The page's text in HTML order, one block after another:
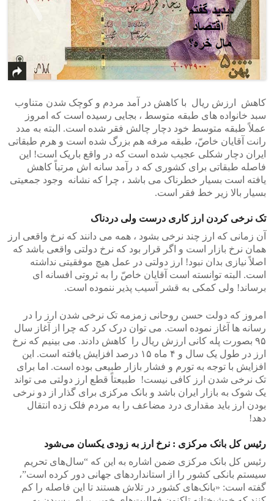
کاهش ارزش ریال با کاهش در آمد مردم و کوچک شدن متناوب
سبد خانواده های طبقه متوسط ، بجایی رسیده است که امروز
عملاً طبقه متوسط خود دچار چالش فقر شده است. البته به مدد
رانت آقایان خاصّ، طبقه مرفه هم بزرگ شده است و هرم طبقاتی
ایران دچار شکلی عجیب شده است که در واقع باریک است! این
فاصله طبقاتی برای کشوری که د رآمد سانه اش مرتباً کاهش
یافته است بسیار خطرناک می باشد ، چرا که نشانه وجود جمعیتی
بسیار بالا زیر خط فقر است.
تک نرخی کردن ارز کاری درست ولی دردناک
آن زمانی که ارز چند نرخی بشود ، همه می دانند که نرخ واقعی ارز
همان نرخ بازار است و اگر قرار بود که نرخ دولتی واقعی باشد که
اصلاً نیازی بدان نبود! ارز دولتی در عمل هیچ موفقیتی نداشته
است. البته توانسته است آقایان خاصّ را به ثروتی افسانه ای
برساند! ولی کمکی به قشر آسیب پذیر ننموده است.
امروز که دولت حسن روحانی زمزمه تک نرخی شدن ارز را در
رسانه ها آغاز نموده است. می توان درک کرد که چرا از آغاز سال
۹۵ بصورت پله کانی ارزش ریال را کاهش دادند. می بینیم که نرخ
ارز در طول یک سال و ۴ ماه ۱۵ درصد افزایش یافته است. این
افزایش با توجه به تورم و فشار بازار طبیعی بوده است. اما برای
تک نرخی شدن ارز کافی نیست! طبیعتاً قطع ارز دولتی می تواند
یک شوک به بازار ایران باشد و بانک مرکزی برای گذار از دو نرخی
بودن ارز باید مقداری درد مضاعف را به مردم فلک زده انتقال
دهد!
رئیس کل بانک مرکزی : نرخ ارز به زودی یکسان می‌شود
رئیس کل بانک مرکزی ضمن اشاره به این که “سال‌های تحریم
سیستم بانکی کشور را از استانداردهای جهانی دور کرده است”،
گفته است: «بانک‌های کشور در تلاش هستند تا این فاصله را کم